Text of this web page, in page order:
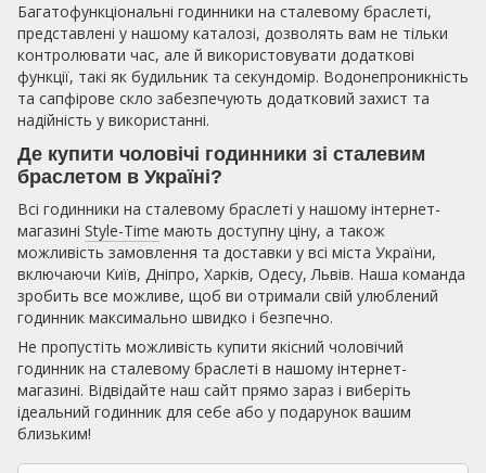
Багатофункціональні годинники на сталевому браслеті,
представлені у нашому каталозі, дозволять вам не тільки
контролювати час, але й використовувати додаткові
функції, такі як будильник та секундомір. Водонепроникність
та сапфірове скло забезпечують додатковий захист та
надійність у використанні.
Де купити чоловічі годинники зі сталевим
браслетом в Україні?
Всі годинники на сталевому браслеті у нашому інтернет-
магазині Style-Time мають доступну ціну, а також
можливість замовлення та доставки у всі міста України,
включаючи Київ, Дніпро, Харків, Одесу, Львів. Наша команда
зробить все можливе, щоб ви отримали свій улюблений
годинник максимально швидко і безпечно.
Не пропустіть можливість купити якісний чоловічий
годинник на сталевому браслеті в нашому інтернет-
магазині. Відвідайте наш сайт прямо зараз і виберіть
ідеальний годинник для себе або у подарунок вашим
близьким!